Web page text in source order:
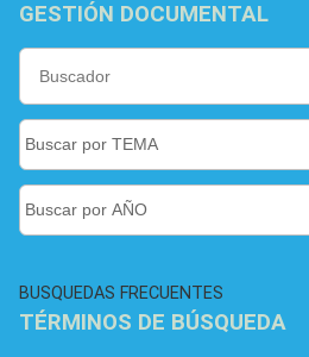
GESTIÓN DOCUMENTAL
BUSQUEDAS FRECUENTES
TÉRMINOS DE BÚSQUEDA